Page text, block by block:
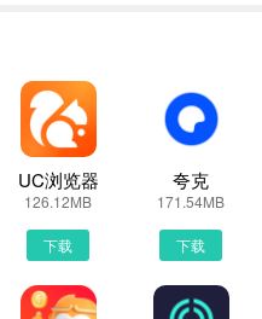
载安装！也可以通过电脑端用
链接！有手机端直接访问网页
手机网页怎么下载最新加速器
编比较喜欢用UC浏览器，当
我这边使用的是华为手机下载
UC浏览器
126.12MB
下载
夸克
171.54MB
下载